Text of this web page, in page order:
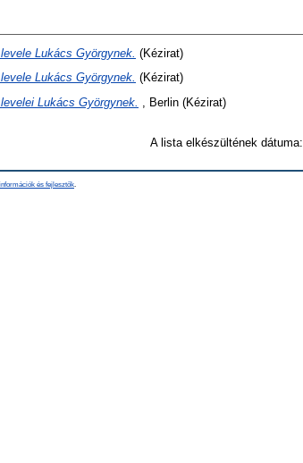
Lukács Györgynek. (Kézirat)
Lukács Györgynek. (Kézirat)
Lukács Györgynek. , Berlin (Kézirat)
A lista elkészültének dátuma:
és fejlesztők